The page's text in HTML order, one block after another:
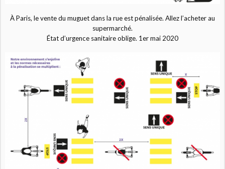
À Paris, le vente du muguet dans la rue est pénalisée. Allez l’acheter au
supermarché.
État d’urgence sanitaire oblige. 1er mai 2020